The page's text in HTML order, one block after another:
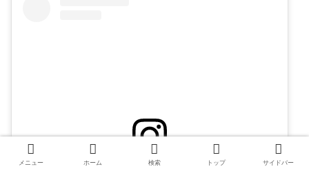
メニュー ホーム 検索 トップ サイドバー